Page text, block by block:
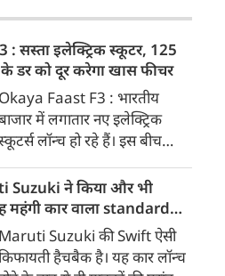
: सस्ता इलेक्ट्रिक स्कूटर, 125
डर को दूर करेगा खास फीचर
Okaya Faast F3 : भारतीय
में लगातार नए इलेक्ट्रिक
लॉन्च हो रहे हैं। इस बीच
Faast F3 लॉन्च कर दिया
शानदार माइलेज के साथ ही इसमें
हाइटैक फीचर्स भी हैं। इसमें एंटी थेफ्ट
फीचर मिलता है, जिससे चोरी होने की
संभावना कम होती है।
Suzuki ने किया और भी
महंगी कार वाला standard
Maruti Suzuki की Swift ऐसी
हैचबैक है। यह कार लॉन्च